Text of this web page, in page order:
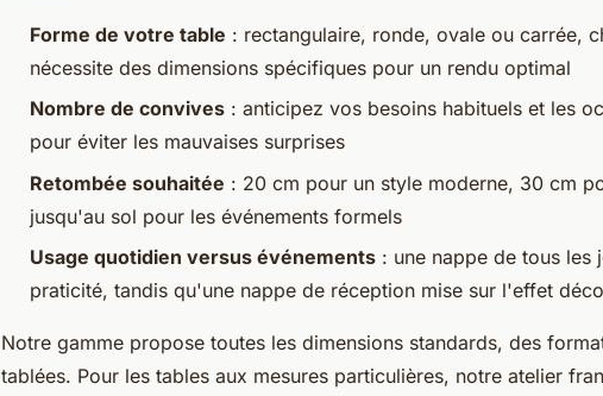
Forme de votre table : rectangulaire, ronde, ovale ou carrée,
nécessite des dimensions spécifiques pour un rendu optimal
Nombre de convives : anticipez vos besoins habituels et les
pour éviter les mauvaises surprises
Retombée souhaitée : 20 cm pour un style moderne, 30 cm
jusqu'au sol pour les événements formels
Usage quotidien versus événements : une nappe de tous les
praticité, tandis qu'une nappe de réception mise sur l'effet
Notre gamme propose toutes les dimensions standards, des
tablées. Pour les tables aux mesures particulières, notre atelier